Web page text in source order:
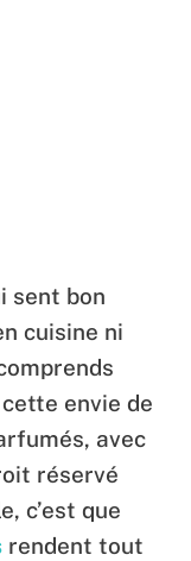
sent bon
cuisine ni
envie de
avec
réservé
c’est que
rendent tout